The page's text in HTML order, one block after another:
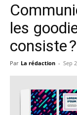
les
consiste ?
Par La rédaction - Sep